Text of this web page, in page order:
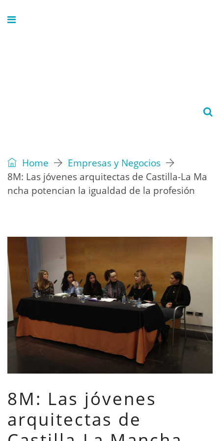
Home
Empresas y Negocios
8M: Las jóvenes arquitectas de Castilla-La Ma
ncha potencian la igualdad de la profesión
8M: Las jóvenes
arquitectas de